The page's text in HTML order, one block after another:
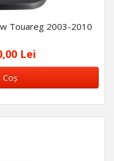
Touareg 2003-2010
Lei